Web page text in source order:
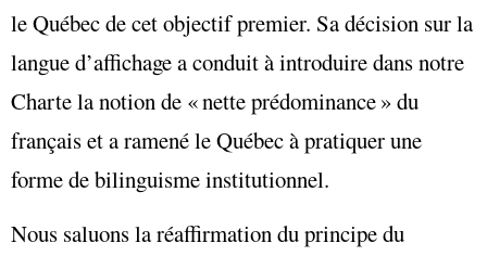
le Québec de cet objectif premier. Sa décision sur la
langue d’affichage a conduit à introduire dans notre
Charte la notion de « nette prédominance » du
français et a ramené le Québec à pratiquer une
forme de bilinguisme institutionnel.
Nous saluons la réaffirmation du principe du